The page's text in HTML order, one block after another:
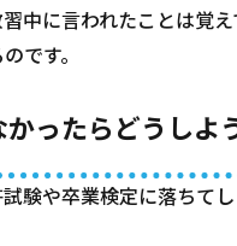
中に言われたことは覚
です。
ったらどうしよ
験や卒業検定に落ちて